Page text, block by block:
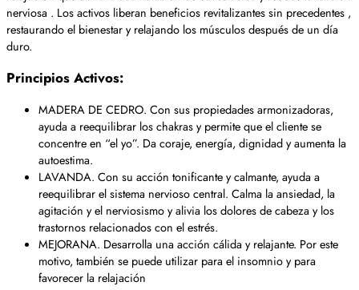
nerviosa . Los activos liberan beneficios revitalizantes sin precedentes ,
restaurando el bienestar y relajando los músculos después de un día
duro.
Principios Activos:
MADERA DE CEDRO. Con sus propiedades armonizadoras,
ayuda a reequilibrar los chakras y permite que el cliente se
concentre en “el yo”. Da coraje, energía, dignidad y aumenta la
autoestima.
LAVANDA. Con su acción tonificante y calmante, ayuda a
reequilibrar el sistema nervioso central. Calma la ansiedad, la
agitación y el nerviosismo y alivia los dolores de cabeza y los
trastornos relacionados con el estrés.
MEJORANA. Desarrolla una acción cálida y relajante. Por este
motivo, también se puede utilizar para el insomnio y para
favorecer la relajación